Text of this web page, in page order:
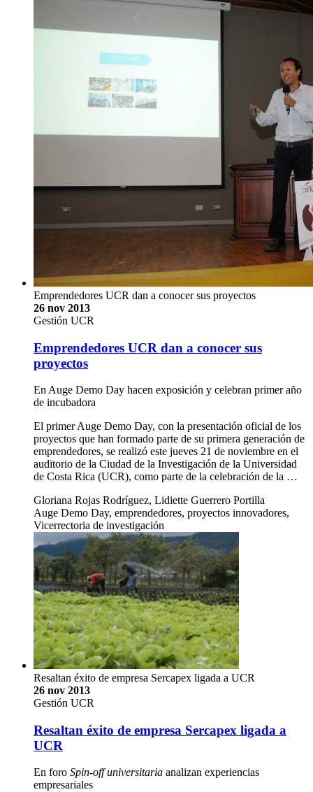
Emprendedores UCR dan a conocer sus proyectos
26 nov 2013
Gestión UCR
Emprendedores UCR dan a conocer sus
proyectos
En Auge Demo Day hacen exposición y celebran primer año
de incubadora
El primer Auge Demo Day, con la presentación oficial de los
proyectos que han formado parte de su primera generación de
emprendedores, se realizó este jueves 21 de noviembre en el
auditorio de la Ciudad de la Investigación de la Universidad
de Costa Rica (UCR), como parte de la celebración de la …
Gloriana Rojas Rodríguez, Lidiette Guerrero Portilla
Auge Demo Day, emprendedores, proyectos innovadores,
Vicerrectoria de investigación
Resaltan éxito de empresa Sercapex ligada a UCR
26 nov 2013
Gestión UCR
Resaltan éxito de empresa Sercapex ligada a
UCR
En foro Spin-off universitaria analizan experiencias
empresariales